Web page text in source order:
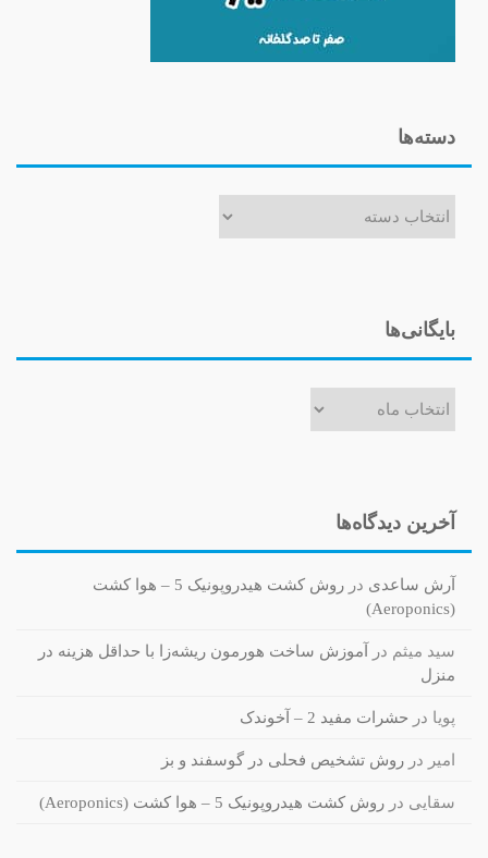
دسته‌ها
بایگانی‌ها
آخرین دیدگاه‌ها
آرش ساعدی در
روش کشت هیدروپونیک 5 – هوا کشت
(Aeroponics)
سید میثم در
آموزش ساخت هورمون ریشه‌زا با حداقل هزینه در
منزل
پویا در حشرات مفید 2 – آخوندک
امیر در روش تشخیص فحلی در گوسفند و بز
سقایی در روش کشت هیدروپونیک 5 – هوا کشت (Aeroponics)